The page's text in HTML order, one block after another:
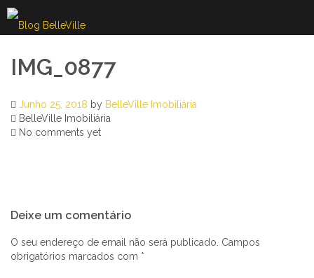
Skip
to
content
IMG_0877
Junho 25, 2018 by BelleVille Imobiliária
BelleVille Imobiliária
No comments yet
de
artigos
Deixe um comentário
O seu endereço de email não será publicado. Campos
obrigatórios marcados com *